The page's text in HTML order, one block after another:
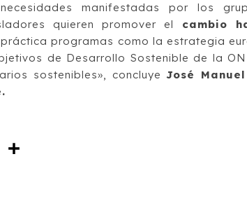
manifestadas por los
quieren promover el
cambio
programas como la estrategia
de Desarrollo Sostenible de la
sostenibles», concluyeJosé
Email